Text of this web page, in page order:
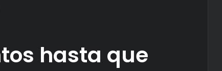
hasta que